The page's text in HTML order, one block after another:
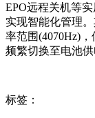
EPO远程关机等
实现智能化管理
率范围(4070Hz)
频繁切换至电池供
标签：